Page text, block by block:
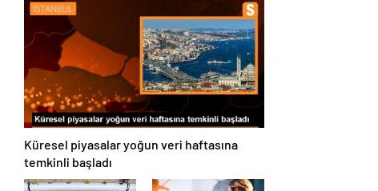
gücünü 1200
megavata çıkarmayı
hedefliyor
çalışmalarını
inceledi
Küresel piyasalar yoğun veri haftasına
temkinli başladı